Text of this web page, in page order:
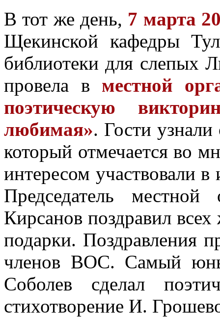
В тот же день, 7 марта
Щекинской кафедры
библиотеки для слепых
провела в местной
поэтическую
любимая». Гости
который отмечается во
интересом участвовали
Председатель
Кирсанов поздравил
подарки. Поздравления
членов ВОС. Самый
Соболев сделал
стихотворение И.